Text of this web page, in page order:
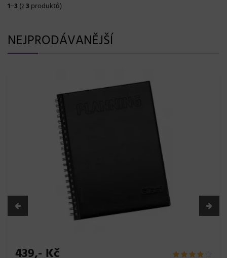
1−3 (z3 produktů)
NEJPRODÁVANĚJŠÍ
439,- Kč